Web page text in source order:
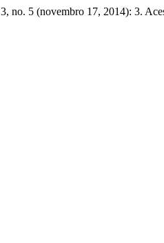
3, no. 5 (novembro 17, 2014): 3.